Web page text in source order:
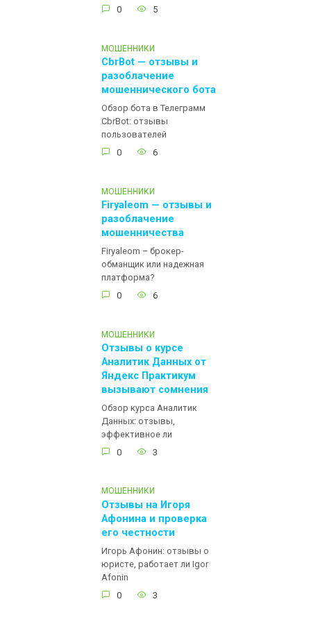
0 5
МОШЕННИКИ
CbrBot — отзывы и
разоблачение
мошеннического бота
Обзор бота в Телеграмм
CbrBot: отзывы
пользователей
0
6
МОШЕННИКИ
Firyaleom — отзывы и
разоблачение
мошенничества
Firyaleom – брокер-
обманщик или надежная
платформа?
0
6
МОШЕННИКИ
Отзывы о курсе
Аналитик Данных от
Яндекс Практикум
вызывают сомнения
Обзор курса Аналитик
Данных: отзывы,
эффективное ли
0
3
МОШЕННИКИ
Отзывы на Игоря
Афонина и проверка
его честности
Игорь Афонин: отзывы о
юристе, работает ли Igor
Afonin
0
3